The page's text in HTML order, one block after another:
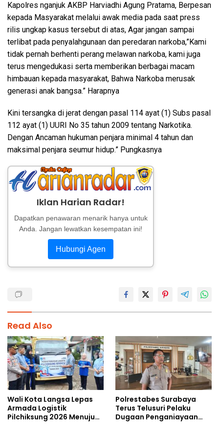
Kapolres nganjuk AKBP Harviadhi Agung Pratama, Berpesan
kepada Masyarakat melalui awak media pada saat press
rilis ungkap kasus tersebut di atas, Agar jangan sampai
terlibat pada penyalahgunaan dan peredaran narkoba,”Kami
tidak pernah berhenti perang melawan narkoba, kami juga
terus mengedukasi serta memberikan berbagai macam
himbauan kepada masyarakat, Bahwa Narkoba merusak
generasi anak bangsa.” Harapnya
Kini tersangka di jerat dengan pasal 114 ayat (1) Subs pasal
112 ayat (1) UURI No 35 tahun 2009 tentang Narkotika.
Dengan Ancaman hukuman penjara minimal 4 tahun dan
maksimal penjara seumur hidup.” Pungkasnya
Iklan Harian Radar!
Dapatkan penawaran menarik hanya untuk
Anda. Jangan lewatkan kesempatan ini!
Hubungi Agen
Read Also
Wali Kota Langsa Lepas
Armada Logistik
Pilchiksung 2026 Menuju
Polrestabes Surabaya
Terus Telusuri Pelaku
Dugaan Penganiayaan